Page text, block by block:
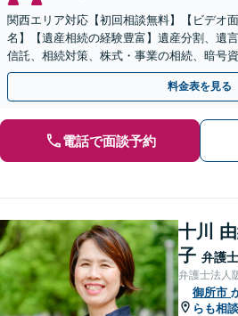
関西エリア対応【初回相談無料】【ビデオ
名】【遺産相続の経験豊富】遺産分割、遺
信託、相続対策、株式・事業の相続、暗号
対応実績。【バリアフリー】【完全個室対
料金表を見る
電話で面談予約
十川
子 弁護士
弁護士法人
御所市
らも相談